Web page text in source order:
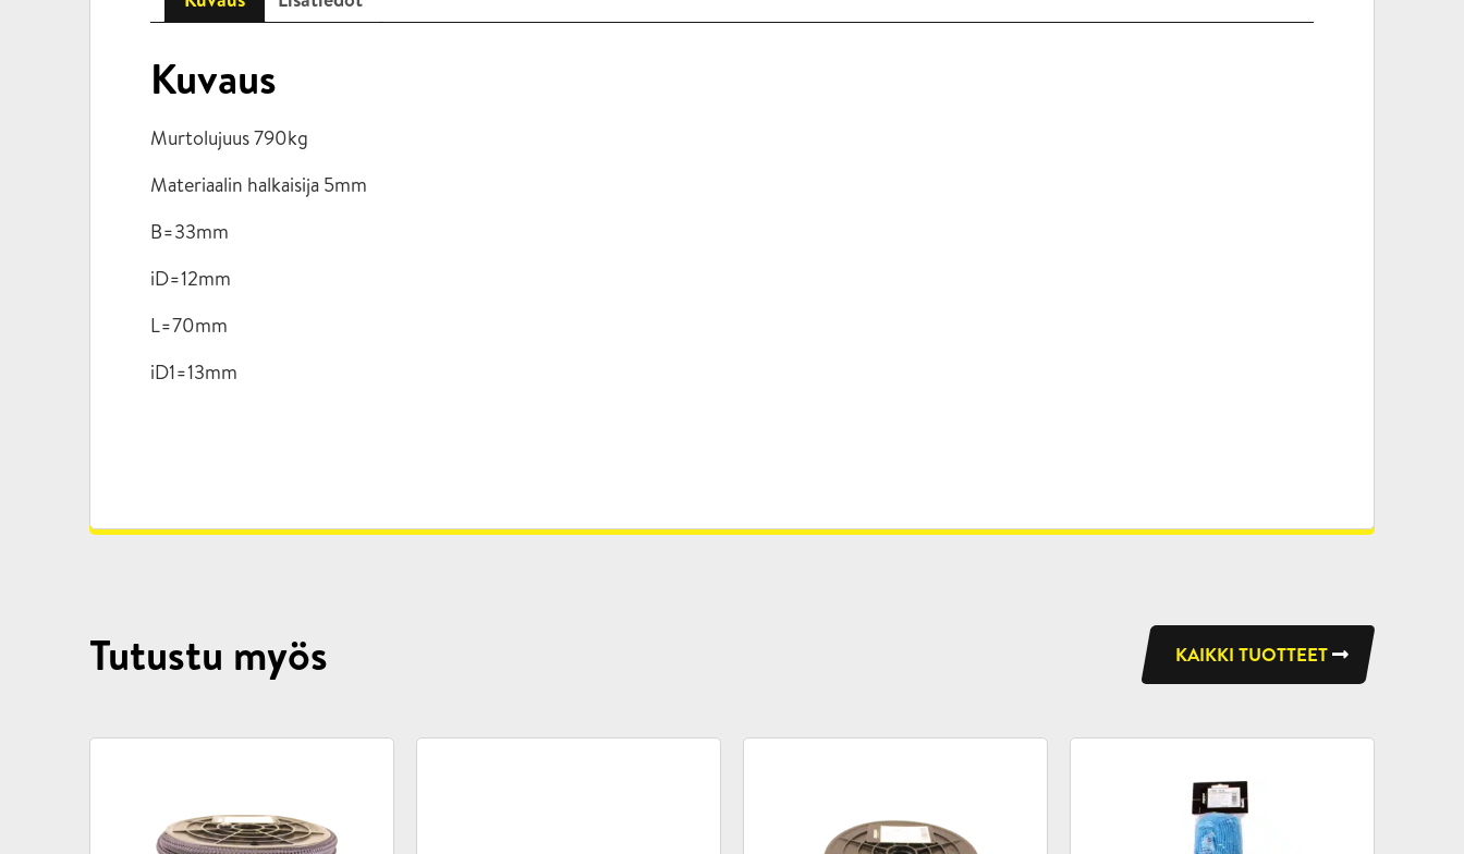
Kuvaus
Murtolujuus 790kg
Materiaalin halkaisija 5mm
B=33mm
iD=12mm
L=70mm
iD1=13mm
Tutustu myös KAIKKI TUOTTEET